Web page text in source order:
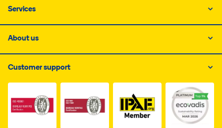
Services
About us
Customer support
Link do dokumentu PDF z certyfikatem ISO 1, otwiera
Link do dokumentu PDF z
Link do dokumentu